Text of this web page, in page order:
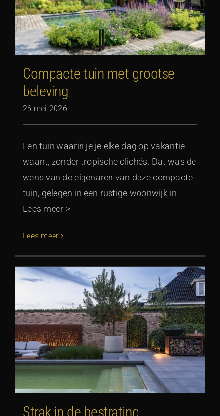
Compacte tuin met grootse
beleving
26 mei 2026
Een tuin waarin je je elke dag op vakantie
waant, zonder tropische clichés. Dat was de
wens van de eigenaren van deze compacte
tuin, gelegen in een rustige woonwijk in
Lees meer >
Lees meer
Strak in de bestrating